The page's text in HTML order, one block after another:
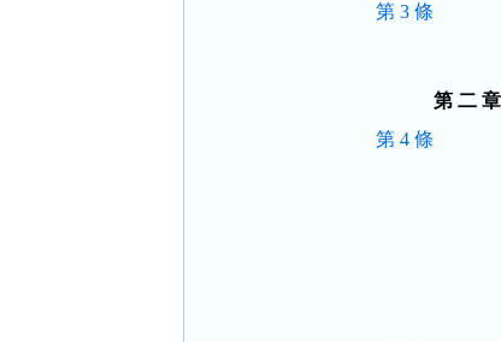
第 3 條
第 二
第 4 條